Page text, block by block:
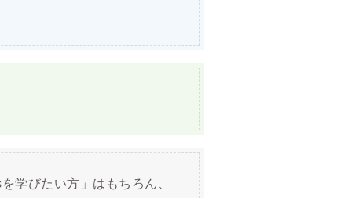
学びたい方」はもちろん、